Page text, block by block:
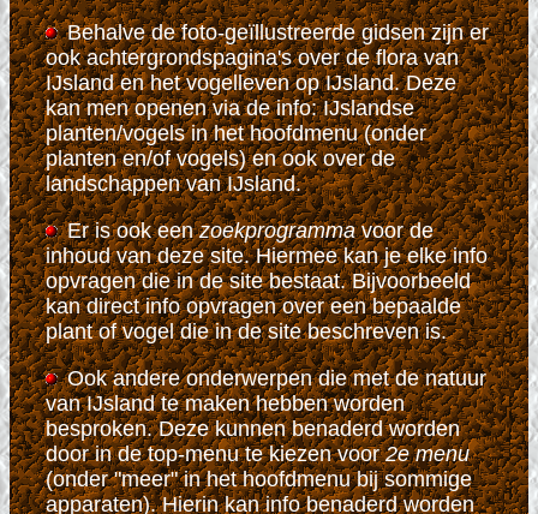
Behalve de foto-geïllustreerde gidsen zijn er
ook achtergrondspagina's over de flora van
IJsland en het vogelleven op IJsland. Deze
kan men openen via de info: IJslandse
planten/vogels in het hoofdmenu (onder
planten en/of vogels) en ook over de
landschappen van IJsland.
Er is ook eenzoekprogrammavoor de
inhoud van deze site. Hiermee kan je elke info
opvragen die in de site bestaat. Bijvoorbeeld
kan direct info opvragen over een bepaalde
plant of vogel die in de site beschreven is.
Ook andere onderwerpen die met de natuur
van IJsland te maken hebben worden
besproken. Deze kunnen benaderd worden
door in de top-menu te kiezen voor2e menu
(onder "meer" in het hoofdmenu bij sommige
apparaten). Hierin kan info benaderd worden